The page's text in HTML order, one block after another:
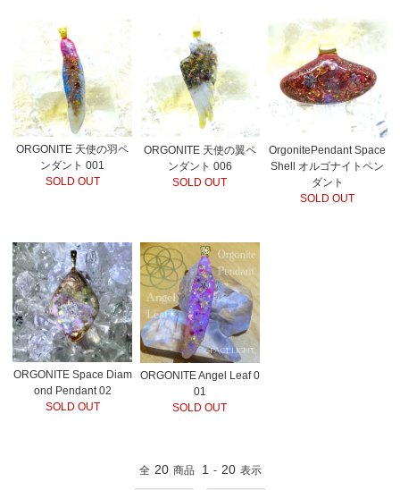
ORGONITE 天使の羽ペ
ンダント 001
SOLD OUT
ORGONITE 天使の翼ペ
ンダント 006
SOLD OUT
OrgonitePendant Space
Shell オルゴナイトペン
ダント
SOLD OUT
ORGONITE Space Diam
ond Pendant 02
SOLD OUT
ORGONITE Angel Leaf 0
01
SOLD OUT
全 20 商品 1 - 20 表示